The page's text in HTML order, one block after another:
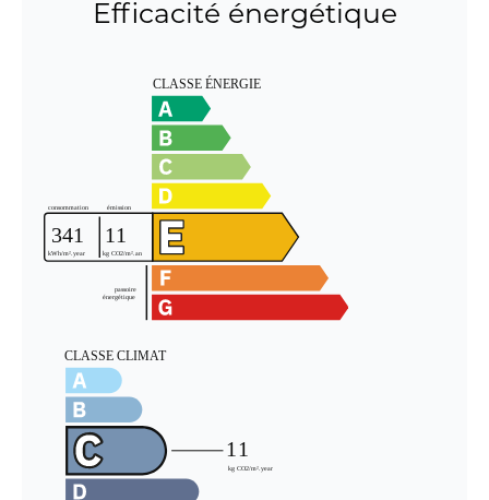
Efficacité énergétique